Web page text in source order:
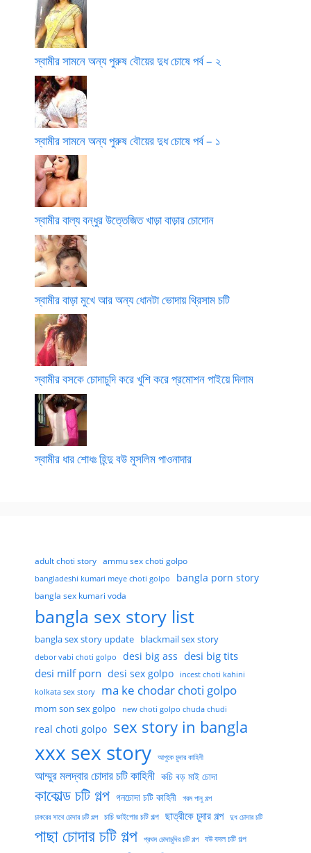
স্বামীর সামনে অন্য পুরুষ বৌয়ের দুধ চোষে পর্ব – ২
স্বামীর সামনে অন্য পুরুষ বৌয়ের দুধ চোষে পর্ব – ১
স্বামীর বাল্য বন্ধুর উত্তেজিত খাড়া বাড়ার চোদোন
স্বামীর বাড়া মুখে আর অন্য ধোনটা ভোদায় থ্রিসাম চটি
স্বামীর বসকে চোদাচুদি করে খুশি করে প্রমোশন পাইয়ে দিলাম
স্বামীর ধার শোধঃ হিন্দু বউ মুসলিম পাওনাদার
adult choti story ammu sex choti golpo
bangladeshi kumari meye choti golpo bangla porn story
bangla sex kumari voda
bangla sex story list
bangla sex story update blackmail sex story
debor vabi choti golpo desi big ass desi big tits
desi milf porn desi sex golpo incest choti kahini
kolkata sex story ma ke chodar choti golpo
mom son sex golpo new choti golpo chuda chudi
real choti golpo sex story in bangla
xxx sex story আপুকে চুদার কাহিনী
আম্মুর মলদ্বার চোদার চটি কাহিনী কচি বড় মাই চোদা
কাকোল্ড চটি গল্প গনচোদা চটি কাহিনী গরম পানু গল্প
চাকরের সাথে চোদার চটি গল্প চাচি ভাইপোর চটি গল্প ছাত্রীকে চুদার গল্প দুধ চোদার চটি
পাছা চোদার চটি গল্প প্রথম চোদাচুদির চটি গল্প বউ বদল চটি গল্প